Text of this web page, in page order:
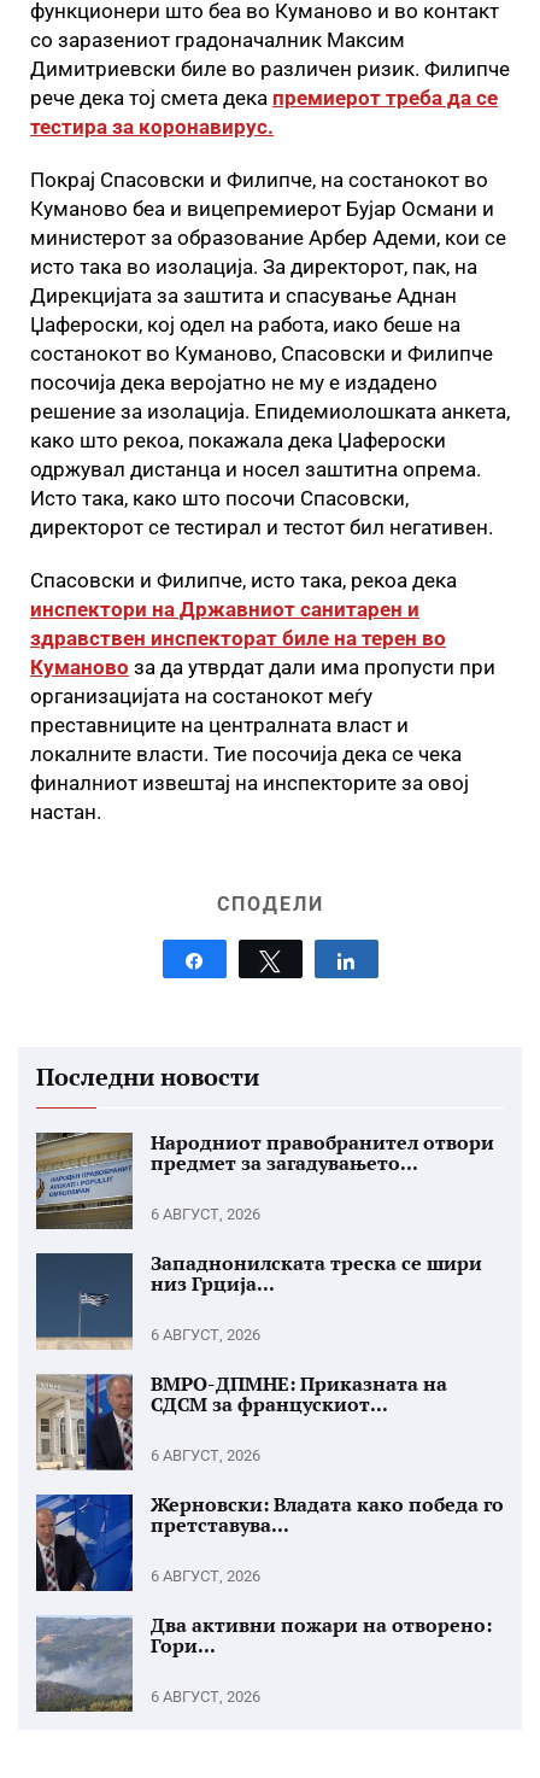
функционери што беа во Куманово и во контакт
со заразениот градоначалник Максим
Димитриевски биле во различен ризик. Филипче
рече дека тој смета дека премиерот треба да се
тестира за коронавирус.
Покрај Спасовски и Филипче, на состанокот во
Куманово беа и вицепремиерот Бујар Османи и
министерот за образование Арбер Адеми, кои се
исто така во изолација. За директорот, пак, на
Дирекцијата за заштита и спасување Аднан
Џафероски, кој одел на работа, иако беше на
состанокот во Куманово, Спасовски и Филипче
посочија дека веројатно не му е издадено
решение за изолација. Епидемиолошката анкета,
како што рекоа, покажала дека Џафероски
одржувал дистанца и носел заштитна опрема.
Исто така, како што посочи Спасовски,
директорот се тестирал и тестот бил негативен.
Спасовски и Филипче, исто така, рекоа дека
инспектори на Државниот санитарен и
здравствен инспекторат биле на терен во
Куманово за да утврдат дали има пропусти при
организацијата на состанокот меѓу
преставниците на централната власт и
локалните власти. Тие посочија дека се чека
финалниот извештај на инспекторите за овој
настан.
СПОДЕЛИ
Tweet
Последни новости
Народниот правобранител отвори
предмет за загадувањето...
6 АВГУСТ, 2026
Западнонилската треска се шири
низ Грција...
6 АВГУСТ, 2026
ВМРО-ДПМНЕ: Приказната на
СДСМ за францускиот...
6 АВГУСТ, 2026
Жерновски: Владата како победа го
претставува...
6 АВГУСТ, 2026
Два активни пожари на отворено:
Гори...
6 АВГУСТ, 2026